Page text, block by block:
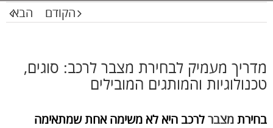
הקודם הבא
מדריך מעמיק לבחירת מצבר לרכב: סוגים,
טכנולוגיות והמותגים המובילים
בחירתמצברלרכב היא לא משימה אחת שמתאימה